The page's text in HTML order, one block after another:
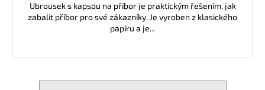
Ubrousek s kapsou na příbor je praktickým řešením, jak
zabalit příbor pro své zákazníky. Je vyroben z klasického
papíru a je...